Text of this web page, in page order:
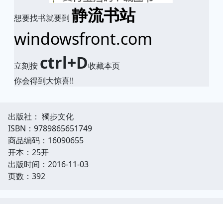
想要找书就要到 静流书站
windowsfront.com
立刻按 ctrl+D收藏本页
你会得到大惊喜!!
出版社： 獨步文化
ISBN：9789865651749
商品编码：16090655
开本：25开
出版时间：2016-11-03
页数：392